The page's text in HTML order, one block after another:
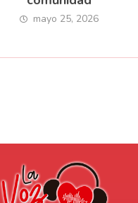
mayo 25, 2026